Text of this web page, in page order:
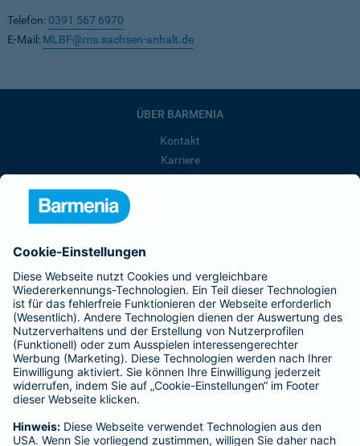
Telefon: 0391 567 6970
E-Mail: MLBF@ms.sachsen-anhalt.de
ÜBER BARMENIA
Kontakt
Karriere
Presse
Barmenia ist Teil der BarmeniaGothaer
BELIEBTE SEITEN
Kranken-Zusatzversicherung
Tierversicherungen
Haftpflichtversicherung
Hausratversicherung
Adresse ändern